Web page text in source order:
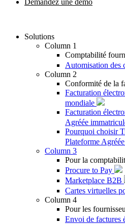
Demandez une démo
Solutions
Column 1
Comptabilité
Automisation des
Column 2
Conformité de la
Facturation
mondiale
Facturation
Agréée
Pourquoi choisir
Plateforme Agréée
Column 3
Pour la
Procure to Pay
Marketplace B2B
Cartes virtuelles
Column 4
Pour les
Envoi de factures